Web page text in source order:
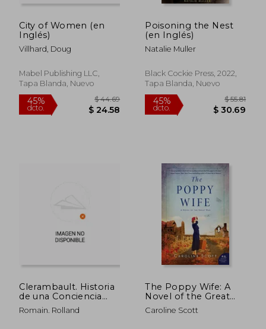
45% 45%
45%
dcto.
$ 76.99 45%
dcto.
City of Women (en
Inglés)
Villhard, Doug
Mabel Publishing LLC,
Tapa Blanda, Nuevo
Poisoning the Nest
(en Inglés)
Natalie Muller
Black Cockie Press, 2022,
Tapa Blanda, Nuevo
Clerambault. Historia
de una Conciencia
Libre Durante la
Guerra.
Romain. Rolland
The Poppy Wife: A
Novel of the Great
war (en Inglés)
Caroline Scott